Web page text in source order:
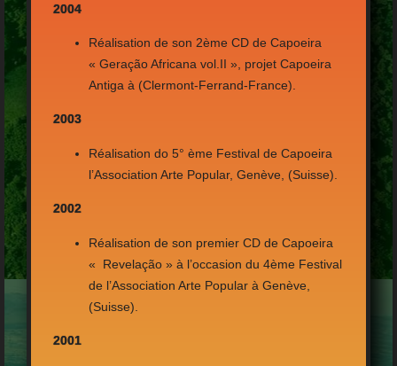
2004
Réalisation de son 2ème CD de Capoeira
« Geração Africana vol.II », projet Capoeira
Antiga à (Clermont-Ferrand-France).
2003
Réalisation do 5° ème Festival de Capoeira
l’Association Arte Popular, Genève, (Suisse).
2002
Réalisation de son premier CD de Capoeira
« Revelação » à l’occasion du 4ème Festival
de l’Association Arte Popular à Genève,
(Suisse).
2001